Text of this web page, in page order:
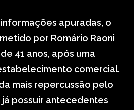
apuradas, o
por Romário Raoni
41 anos, após uma
comercial.
mais repercussão pelo
possuir antecedentes